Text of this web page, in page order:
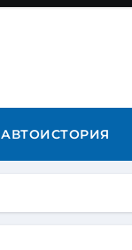
АВТОИСТОРИЯ